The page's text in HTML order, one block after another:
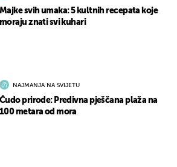
Majke svih umaka: 5 kultnih recepata koje
moraju znati svi kuhari
NAJMANJA NA SVIJETU
Čudo prirode: Predivna pješčana plaža na
100 metara od mora